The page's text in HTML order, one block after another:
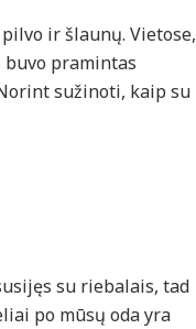
ir šlaunų. Vietose,
pramintas
sužinoti, kaip su
su riebalais, tad
po mūsų oda yra